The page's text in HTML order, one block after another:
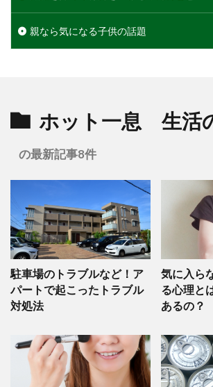
親なら気になる子供の話題
ホット一息 生活
の最新記事8件
駐車場のトラブルなど！ア
パートで起こったトラブル
対処法
気に入ら
る心理と
あるの？